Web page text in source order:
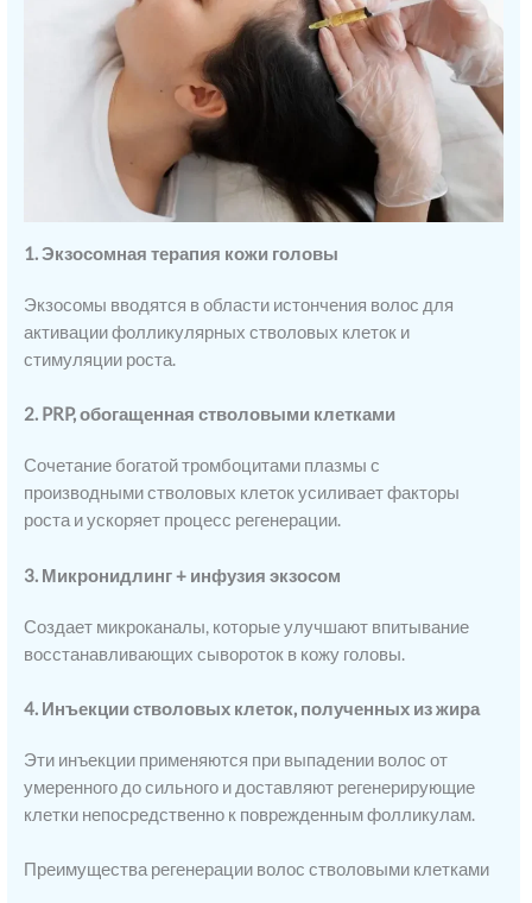
1. Экзосомная терапия кожи головы
Экзосомы вводятся в области истончения волос для
активации фолликулярных стволовых клеток и
стимуляции роста.
2. PRP, обогащенная стволовыми клетками
Сочетание богатой тромбоцитами плазмы с
производными стволовых клеток усиливает факторы
роста и ускоряет процесс регенерации.
3. Микронидлинг + инфузия экзосом
Создает микроканалы, которые улучшают впитывание
восстанавливающих сывороток в кожу головы.
4. Инъекции стволовых клеток, полученных из жира
Эти инъекции применяются при выпадении волос от
умеренного до сильного и доставляют регенерирующие
клетки непосредственно к поврежденным фолликулам.
Преимущества регенерации волос стволовыми клетками